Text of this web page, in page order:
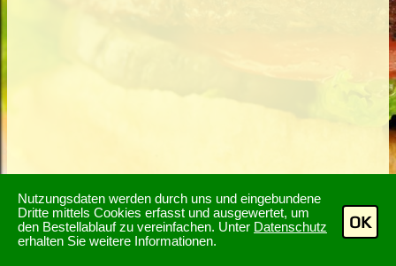
Nutzungsdaten werden durch uns und eingebundene
Dritte mittels Cookies erfasst und ausgewertet, um
den Bestellablauf zu vereinfachen. Unter Datenschutz
erhalten Sie weitere Informationen.
OK